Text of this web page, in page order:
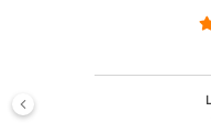
Met veel plezier
in het